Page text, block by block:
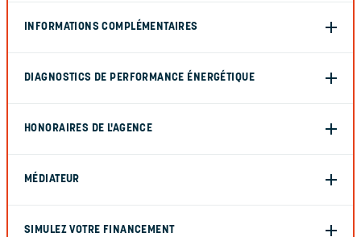
INFORMATIONS COMPLÉMENTAIRES
DIAGNOSTICS DE PERFORMANCE ÉNERGÉTIQUE
HONORAIRES DE L'AGENCE
MÉDIATEUR
SIMULEZ VOTRE FINANCEMENT